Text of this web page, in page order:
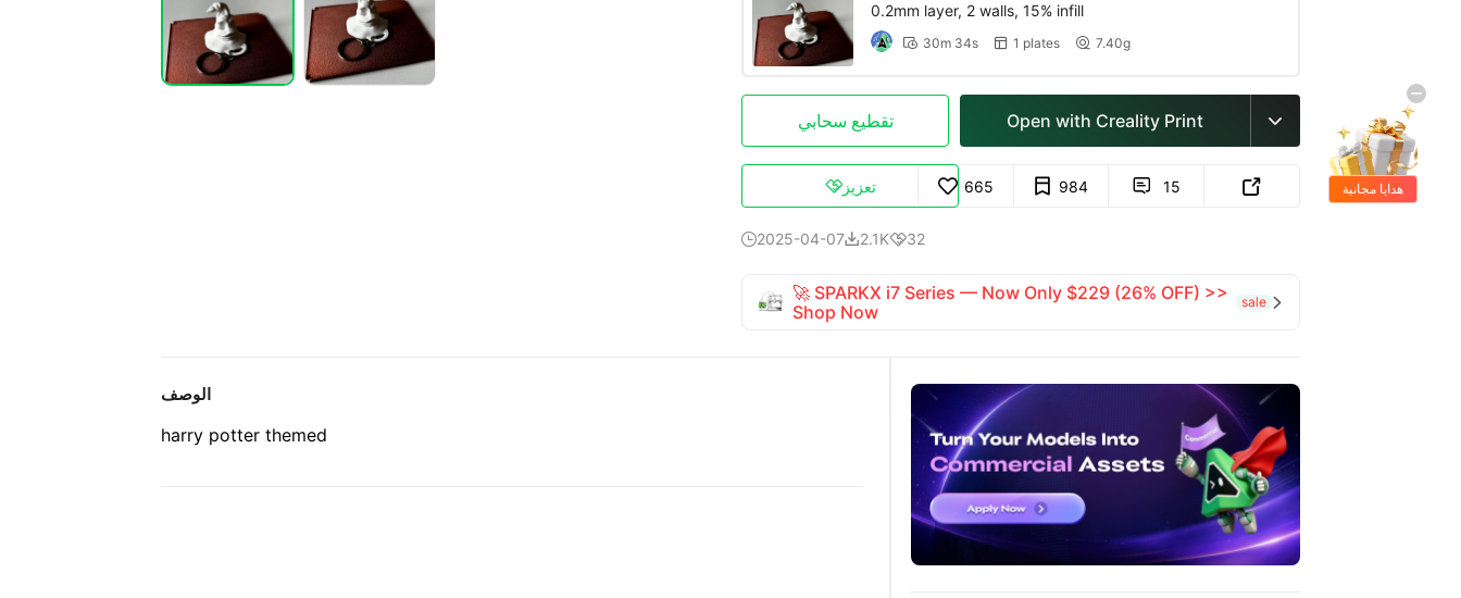
0.2mm layer, 2 walls, 15% infill
 30m 34s  1 plates  7.40g
تقطيع سحابي Open with Creality Print 
تعزيز 665 984  15 
2025-04-072.1K32
🚀 SPARKX i7 Series — Now Only $229 (26% OFF) >>
Shop Now
sale 
الوصف
harry potter themed
هدايا مجانية